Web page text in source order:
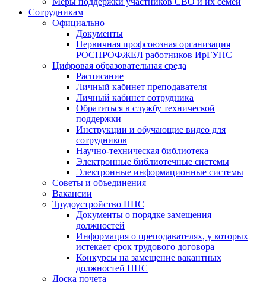
Сотрудникам
Официально
Документы
Первичная профсоюзная организация
РОСПРОФЖЕЛ работников ИрГУПС
Цифровая образовательная среда
Расписание
Личный кабинет преподавателя
Личный кабинет сотрудника
Обратиться в службу технической
поддержки
Инструкции и обучающие видео для
сотрудников
Научно-техническая библиотека
Электронные библиотечные системы
Электронные информационные системы
Советы и объединения
Вакансии
Трудоустройство ППС
Документы о порядке замещения
должностей
Информация о преподавателях, у которых
истекает срок трудового договора
Конкурсы на замещение вакантных
должностей ППС
Доска почета